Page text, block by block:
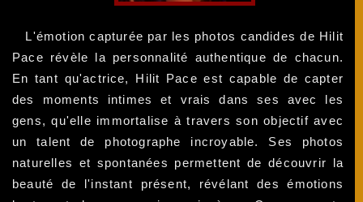
L'émotion capturée par les photos candides de Hilit
Pace révèle la personnalité authentique de chacun.
En tant qu'actrice, Hilit Pace est capable de capter
des moments intimes et vrais dans ses avec les
gens, qu'elle immortalise à travers son objectif avec
un talent de photographe incroyable. Ses photos
naturelles et spontanées permettent de découvrir la
beauté de l'instant présent, révélant des émotions